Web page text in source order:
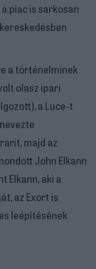
piac is sarkosan
a történelminek
olasz ipari
a Luce-t
majd az
John Elkann
Elkann, aki a
az Exort is
leépítésének